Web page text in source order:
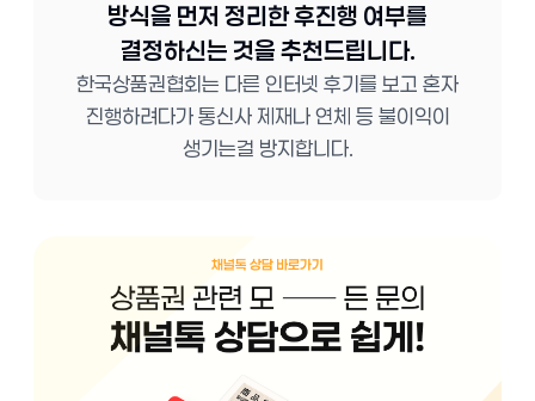
방식을 먼저 정리한 후진행 여부를
결정하신는 것을 추천드립니다.
한국상품권협회는 다른 인터넷 후기를 보고 혼자
진행하려다가 통신사 제재나 연체 등 불이익이
생기는걸 방지합니다.